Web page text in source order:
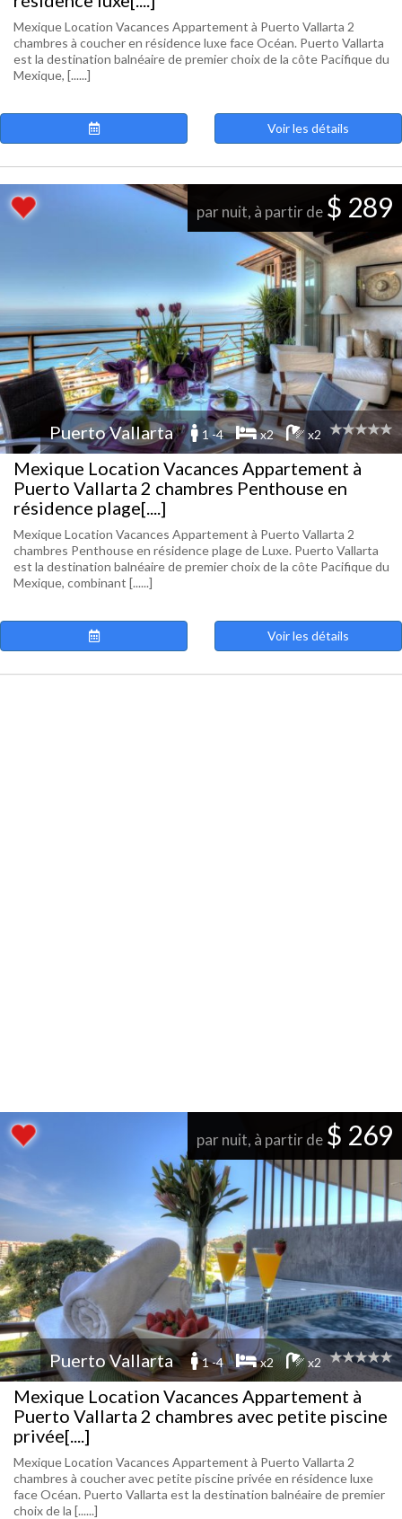
Mexique Location Vacances Appartement à Puerto Vallarta 2
chambres à coucher en résidence luxe face Océan. Puerto Vallarta
est la destination balnéaire de premier choix de la côte Pacifique du
Mexique, [......]
Voir les détails
par nuit, à partir de $ 289
Puerto Vallarta 1 -4 x2 x2
Mexique Location Vacances Appartement à
Puerto Vallarta 2 chambres Penthouse en
résidence plage[....]
Mexique Location Vacances Appartement à Puerto Vallarta 2
chambres Penthouse en résidence plage de Luxe. Puerto Vallarta
est la destination balnéaire de premier choix de la côte Pacifique du
Mexique, combinant [......]
Voir les détails
par nuit, à partir de $ 269
Puerto Vallarta 1 -4 x2 x2
Mexique Location Vacances Appartement à
Puerto Vallarta 2 chambres avec petite piscine
privée[....]
Mexique Location Vacances Appartement à Puerto Vallarta 2
chambres à coucher avec petite piscine privée en résidence luxe
face Océan. Puerto Vallarta est la destination balnéaire de premier
choix de la [......]